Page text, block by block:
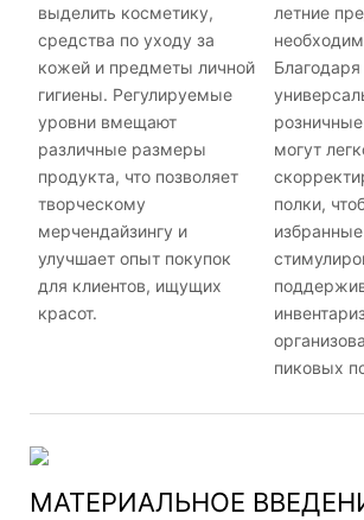
выделить косметику,
средства по уходу за
кожей и предметы личной
гигиены. Регулируемые
уровни вмещают
различные размеры
продукта, что позволяет
творческому
мерчендайзингу и
улучшает опыт покупок
для клиентов, ищущих
красот.
летние
могут
полки,
пиковых
МАТЕРИАЛЬНОЕ